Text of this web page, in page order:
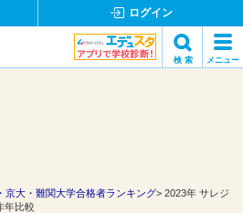
ログイン
検 索 メニュー
京大・難関大学合格者ランキング
2023年 サレジ
年比較